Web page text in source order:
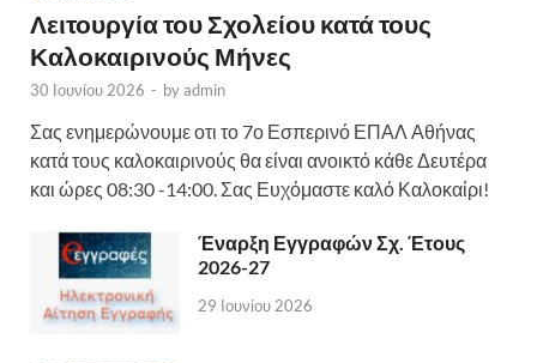
Λειτουργία του Σχολείου κατά τους
Καλοκαιρινούς Μήνες
30 Ιουνίου 2026 - byadmin
Σας ενημερώνουμε οτι το 7ο Εσπερινό ΕΠΑΛ Αθήνας
κατά τους καλοκαιρινούς θα είναι ανοικτό κάθε Δευτέρα
και ώρες 08:30 -14:00. Σας Ευχόμαστε καλό Καλοκαίρι!
Έναρξη Εγγραφών Σχ. Έτους
2026-27
29 Ιουνίου 2026